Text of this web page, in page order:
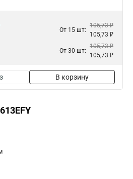
От 15 шт:
105,73 ₽
105,73 ₽
От 30 шт:
105,73 ₽
105,73 ₽
В корзину